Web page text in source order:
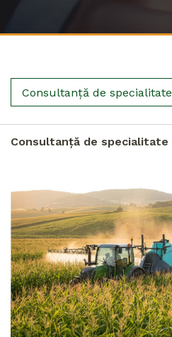
Consultanță de specialitate
Consultanță de specialitate